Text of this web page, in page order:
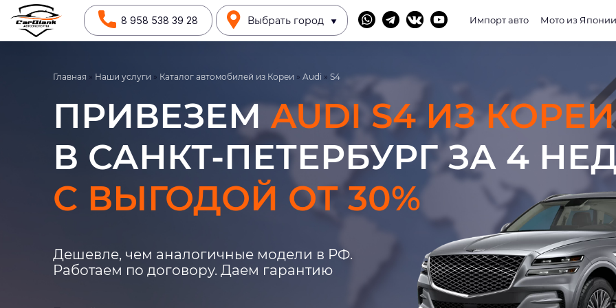
8 958 538 39 28 Выбрать город Импорт авто Мото из Японии
Главная » Наши услуги » Каталог автомобилей из Кореи » Audi » S4
ПРИВЕЗЕМAUDI S4 ИЗ КОРЕИ
В САНКТ-ПЕТЕРБУРГ ЗА 4
С ВЫГОДОЙ ОТ 30%
Дешевле, чем аналогичные модели в РФ.
Работаем по договору. Даем гарантию